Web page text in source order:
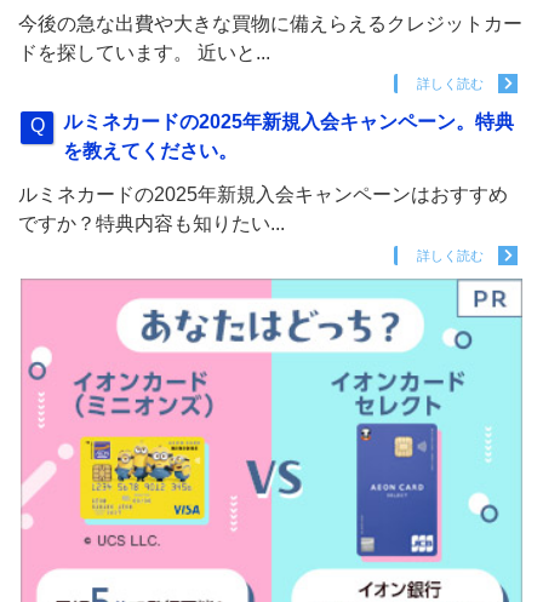
今後の急な出費や大きな買物に備えらえるクレジットカー
ドを探しています。 近いと...
詳しく読む
ルミネカードの2025年新規入会キャンペーン。特典
を教えてください。
ルミネカードの2025年新規入会キャンペーンはおすすめ
ですか？特典内容も知りたい...
詳しく読む